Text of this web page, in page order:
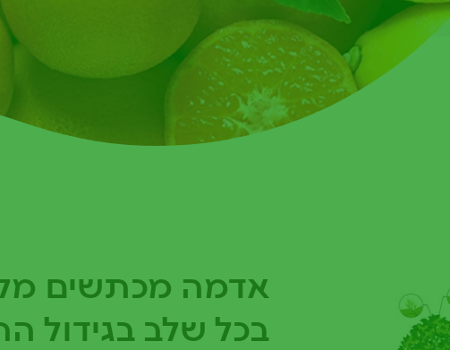
אדמה מכתשים
בכל שלב בגידול